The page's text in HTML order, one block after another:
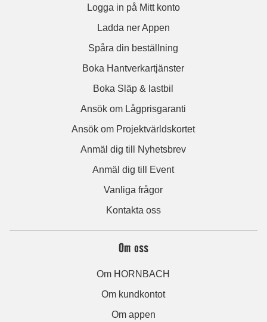
Logga in på Mitt konto
Ladda ner Appen
Spåra din beställning
Boka Hantverkartjänster
Boka Släp & lastbil
Ansök om Lågprisgaranti
Ansök om Projektvärldskortet
Anmäl dig till Nyhetsbrev
Anmäl dig till Event
Vanliga frågor
Kontakta oss
Om oss
Om HORNBACH
Om kundkontot
Om appen